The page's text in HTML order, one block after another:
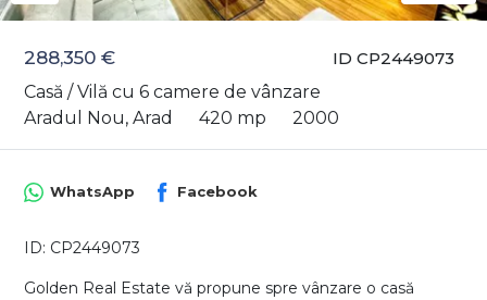
ID CP2449073
288,350 €
Casă / Vilă cu 6 camere de vânzare
Aradul Nou, Arad
420 mp 2000
WhatsApp Facebook
ID: CP2449073
Golden Real Estate vă propune spre vânzare o casă